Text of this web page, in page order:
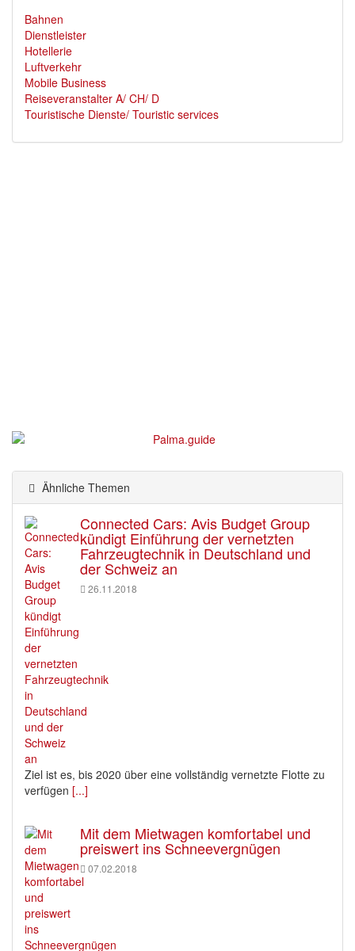
Bahnen
Dienstleister
Hotellerie
Luftverkehr
Mobile Business
Reiseveranstalter A/ CH/ D
Touristische Dienste/ Touristic services
Ähnliche Themen
Connected Cars: Avis Budget Group
kündigt Einführung der vernetzten
Fahrzeugtechnik in Deutschland und
der Schweiz an
26.11.2018
Ziel ist es, bis 2020 über eine vollständig vernetzte Flotte zu
verfügen [...]
Mit dem Mietwagen komfortabel und
preiswert ins Schneevergnügen
07.02.2018